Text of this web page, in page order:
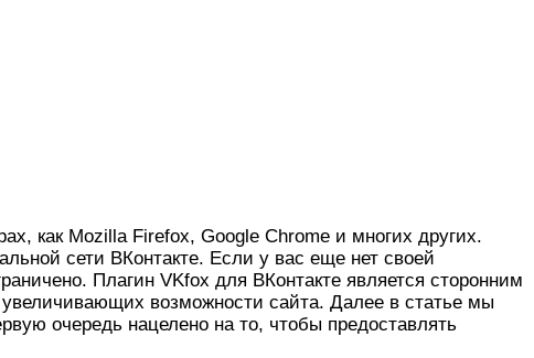
как Mozilla Firefox, Google Chrome и многих других.
сети ВКонтакте. Если у вас еще нет своей
Плагин VKfox для ВКонтакте является сторонним
возможности сайта. Далее в статье мы
очередь нацелено на то, чтобы предоставлять